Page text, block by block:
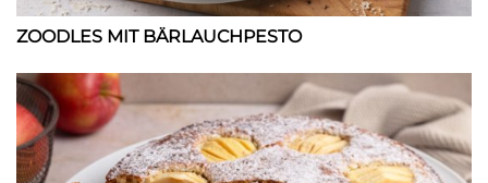
ZOODLES MIT BÄRLAUCHPESTO